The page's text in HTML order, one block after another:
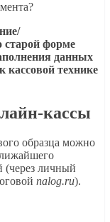
старой форме
данных
кассовой технике
кассы
образца можно
(через личный
nalog.ru).